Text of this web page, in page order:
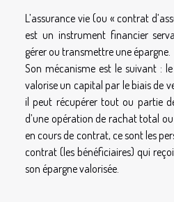
L’assurance vie (ou « contrat
est un instrument financier
gérer ou transmettre une épargne.
Son mécanisme est le suivant :
valorise un capital par le biais de
il peut récupérer tout ou partie
d’une opération de rachat total
en cours de contrat, ce sont les
contrat (les bénéficiaires) qui
son épargne valorisée.